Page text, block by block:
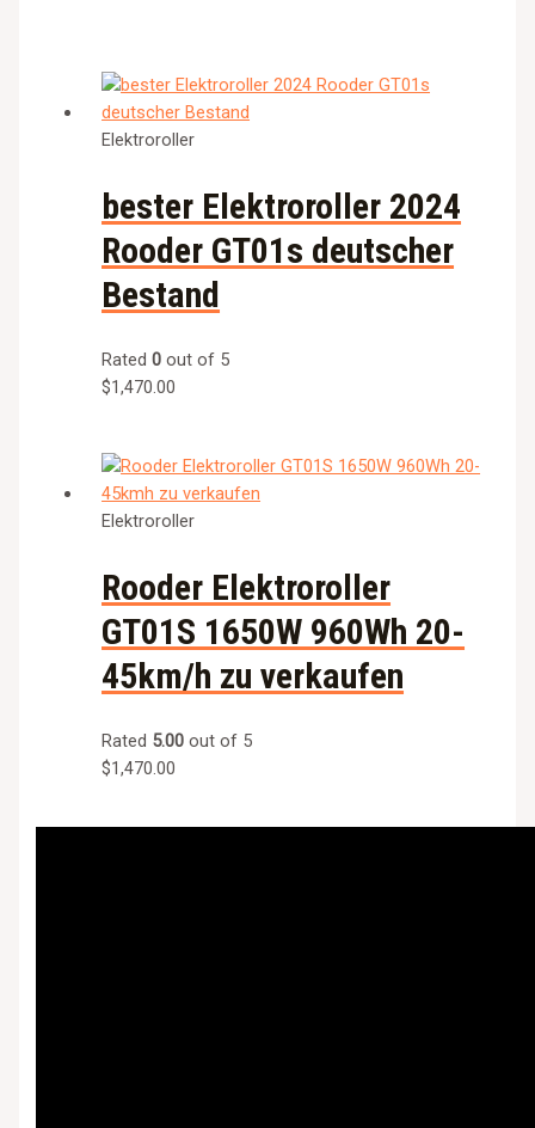
Elektroroller
bester Elektroroller 2024
Rooder GT01s deutscher
Bestand
Rated0 out of 5
$1,470.00
Elektroroller
Rooder Elektroroller
GT01S 1650W 960Wh 20-
45km/h zu verkaufen
Rated 5.00 out of 5
$1,470.00